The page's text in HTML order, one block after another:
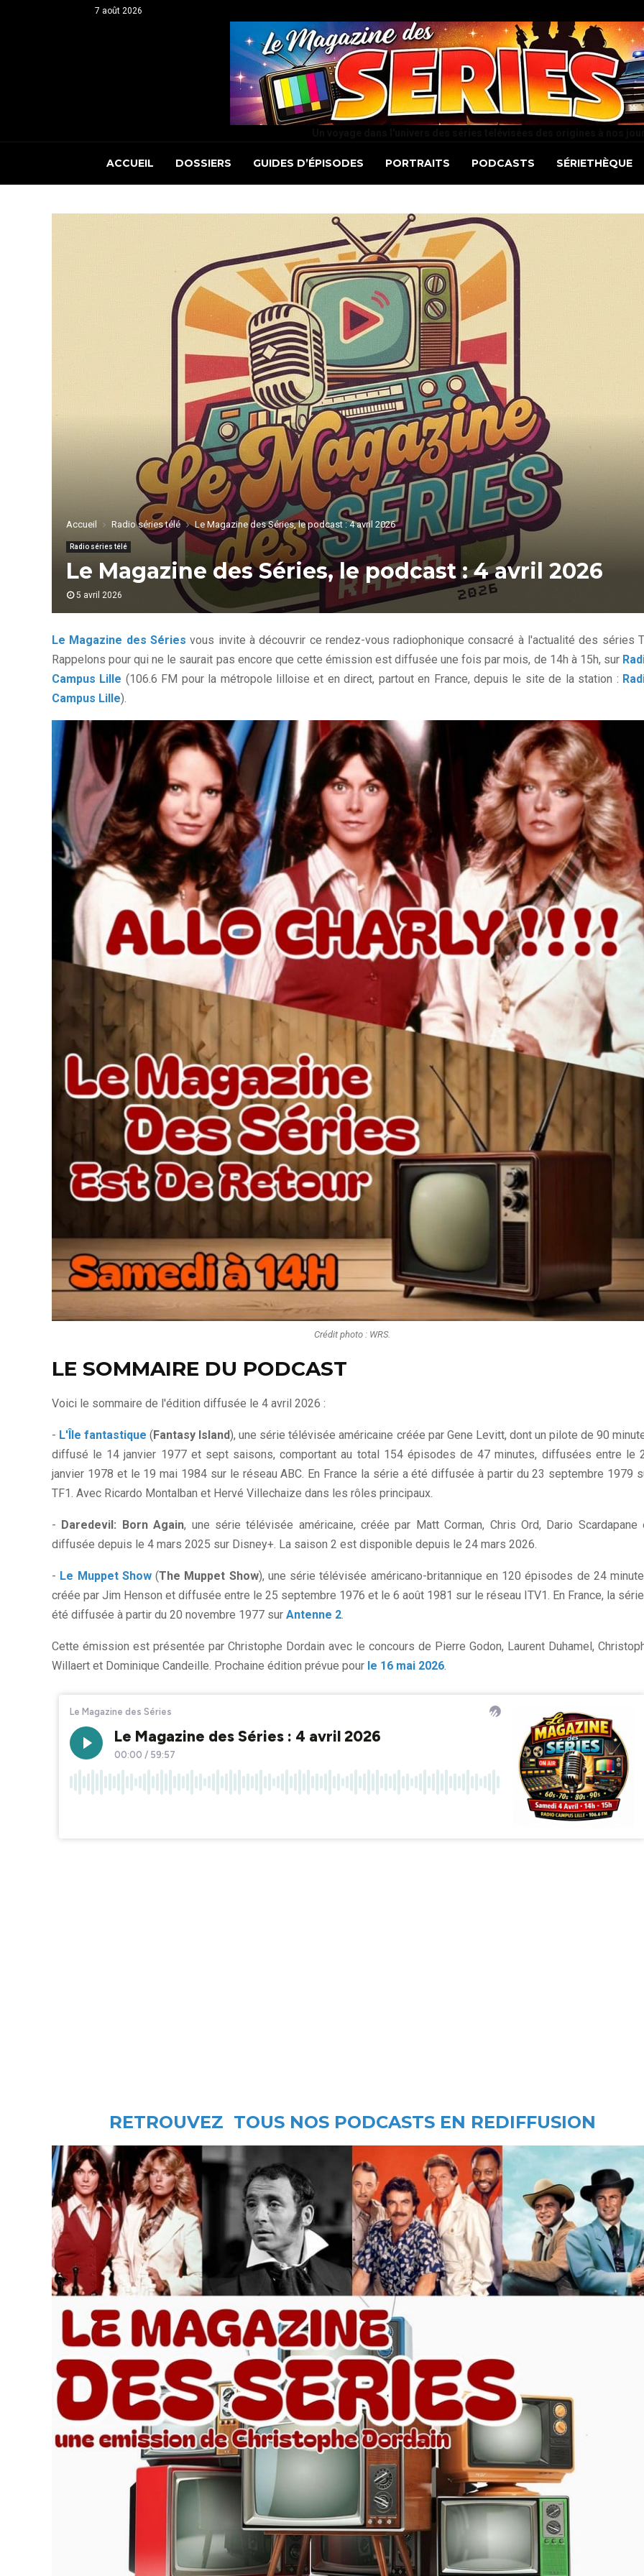
7 août 2026
ACCUEIL DOSSIERS GUIDES D’ÉPISODES PORTRAITS PODCASTS SÉRIETHÈQUE
Accueil Radio séries télé Le Magazine des Séries, le podcast : 4 avril 2026
Radio séries télé
Le Magazine des Séries, le podcast : 4 avril 2026
5 avril 2026
Le Magazine des Séries vous invite à découvrir ce rendez-vous radiophonique consacré à l'actualité des séries
Rappelons pour qui ne le saurait pas encore que cette émission est diffusée une fois par mois, de 14h à 15h, sur
Campus Lille (106.6 FM pour la métropole lilloise et en direct, partout en France, depuis le site de la station :
Campus Lille).
Crédit photo : WRS.
LE SOMMAIRE DU PODCAST
Voici le sommaire de l'édition diffusée le 4 avril 2026 :
- L'Île fantastique (Fantasy Island), une série télévisée américaine créée par Gene Levitt, dont un pilote de 90
diffusé le 14 janvier 1977 et sept saisons, comportant au total 154 épisodes de 47 minutes, diffusées entre le
janvier 1978 et le 19 mai 1984 sur le réseau ABC. En France la série a été diffusée à partir du 23 septembre 1979
TF1. Avec Ricardo Montalban et Hervé Villechaize dans les rôles principaux.
- Daredevil: Born Again, une série télévisée américaine, créée par Matt Corman, Chris Ord, Dario Scardapane
diffusée depuis le 4 mars 2025 sur Disney+. La saison 2 est disponible depuis le 24 mars 2026.
- Le Muppet Show(The Muppet Show), une série télévisée américano-britannique en 120 épisodes de 24
créée par Jim Henson et diffusée entre le 25 septembre 1976 et le 6 août 1981 sur le réseau ITV1. En France, la
été diffusée à partir du 20 novembre 1977 sur Antenne 2
Cette émission est présentée par Christophe Dordain avec le concours de Pierre Godon, Laurent Duhamel,
Willaert et Dominique Candeille. Prochaine édition prévue pour le 16 mai 2026
RETROUVEZ TOUS NOS PODCASTS EN REDIFFUSION